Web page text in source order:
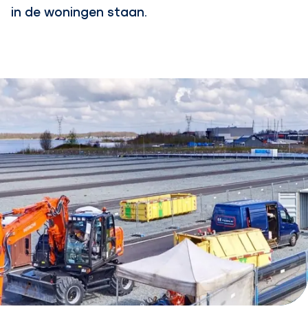
in de woningen staan.